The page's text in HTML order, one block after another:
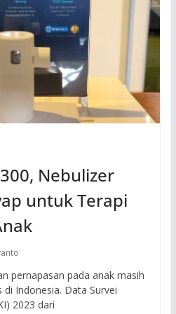
Nebulizer
untuk Terapi
pernapasan pada anak masih
Indonesia. Data Survei
2023 dari